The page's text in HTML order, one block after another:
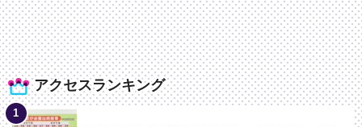
アクセスランキング